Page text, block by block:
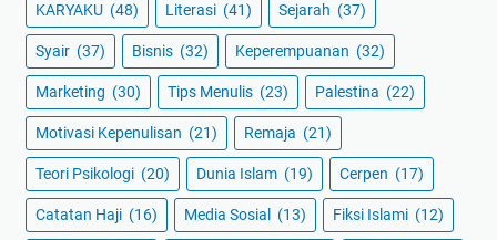
KARYAKU (48) Literasi (41) Sejarah (37)
Syair (37) Bisnis (32) Keperempuanan (32)
Marketing (30) Tips Menulis (23) Palestina (22)
Motivasi Kepenulisan (21) Remaja (21)
Teori Psikologi (20) Dunia Islam (19) Cerpen (17)
Catatan Haji (16) Media Sosial (13) Fiksi Islami (12)